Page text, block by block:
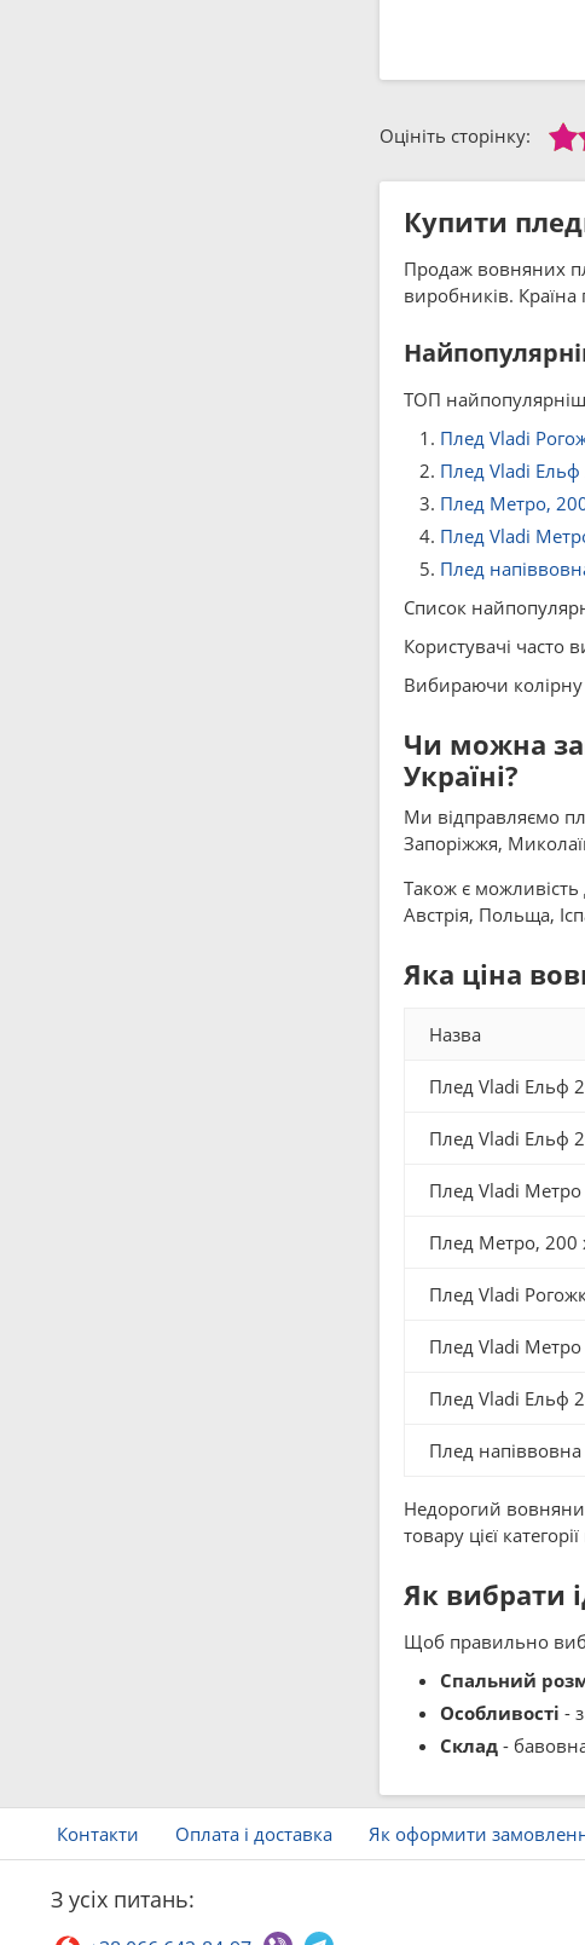
Оцініть сторінку:
Купити
Продаж вовняних
виробників.
ТОП
Плед Vladi
Плед Vladi Ельф
Плед Метро,
Плед Vladi
Плед
Список
Користувачі часто
Вибираючи колірну
Чи можна
Україні?
Ми відправляємо
Запоріжжя,
Також є можливість
Австрія, Польща,
Яка ціна
Назва
Плед Vladi Ельф
Плед Vladi Ельф
Плед Vladi Метро
Плед Метро, ​​200
Плед Vladi
Плед Vladi
Плед Vladi Ельф
Плед
Недорогий
товару цієї
Як вибрати
Щоб правильно
Спальний
Особливості -
Склад-
Контакти Оплата і доставка Як оформити
З усіх питань: